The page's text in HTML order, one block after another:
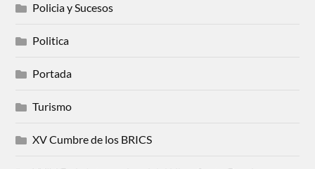
Policia y Sucesos
Politica
Portada
Turismo
XV Cumbre de los BRICS